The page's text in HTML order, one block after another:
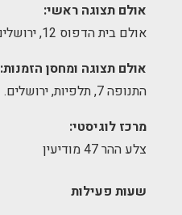
אולם תצוגה ראשי:
אולם בית הדפוס 12, ירושלים.
אולם תצוגה ומחסן הזמנות:
התנופה 7, תלפיות, ירושלים.
מרכז לוגיסטי:
צלע ההר 47 מודיעין
שעות פעילות